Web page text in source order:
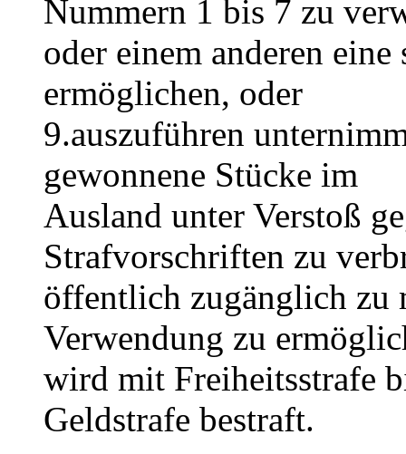
Nummern 1 bis 7 zu
oder einem anderen
ermöglichen, oder
9.auszuführen
gewonnene Stücke im
Ausland unter Verstoß
Strafvorschriften zu
öffentlich zugänglich zu
Verwendung zu
wird mit Freiheitsstrafe
Geldstrafe bestraft.